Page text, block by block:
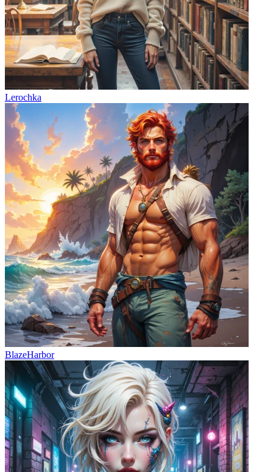
Lerochka
BlazeHarbor